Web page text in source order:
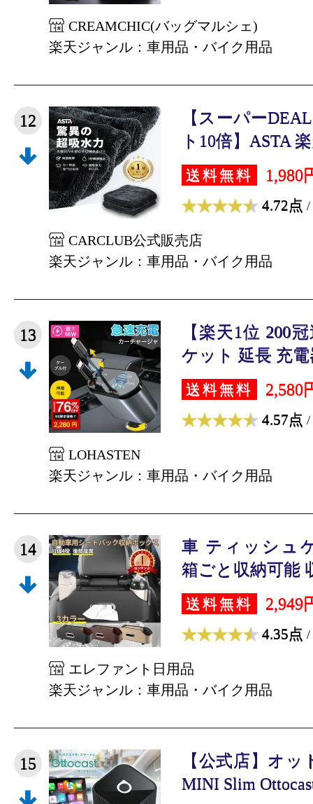
CREAMCHIC(バッグマルシェ)
楽天ジャンル：車用品・バイク用品
12
【スーパー
ト10倍】ASTA
送料無料 1,980
4.72点 /
CARCLUB公式販売店
楽天ジャンル：車用品・バイク用品
13
【楽天1位 200
ケット 延長 充電
送料無料 2,580
4.57点 /
LOHASTEN
楽天ジャンル：車用品・バイク用品
14
車 ティッシュ
箱ごと収納可能
送料無料 2,949
4.35点 /
エレファント日用品
楽天ジャンル：車用品・バイク用品
15
【公式店】オ
MINI Slim